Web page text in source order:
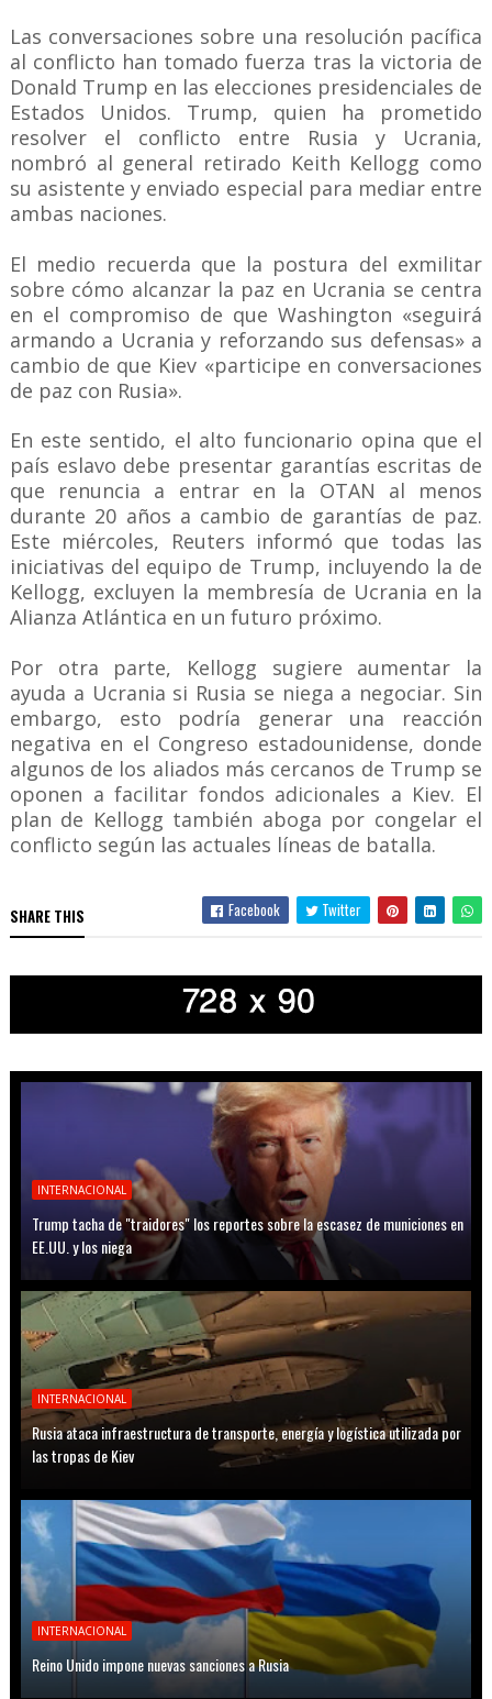
Las conversaciones sobre una resolución pacífica
al conflicto han tomado fuerza tras la victoria de
Donald Trump en las elecciones presidenciales de
Estados Unidos. Trump, quien ha prometido
resolver el conflicto entre Rusia y Ucrania,
nombró al general retirado Keith Kellogg como
su asistente y enviado especial para mediar entre
ambas naciones.
El medio recuerda que la postura del exmilitar
sobre cómo alcanzar la paz en Ucrania se centra
en el compromiso de que Washington «seguirá
armando a Ucrania y reforzando sus defensas» a
cambio de que Kiev «participe en conversaciones
de paz con Rusia».
En este sentido, el alto funcionario opina que el
país eslavo debe presentar garantías escritas de
que renuncia a entrar en la OTAN al menos
durante 20 años a cambio de garantías de paz.
Este miércoles, Reuters informó que todas las
iniciativas del equipo de Trump, incluyendo la de
Kellogg, excluyen la membresía de Ucrania en la
Alianza Atlántica en un futuro próximo.
Por otra parte, Kellogg sugiere aumentar la
ayuda a Ucrania si Rusia se niega a negociar. Sin
embargo, esto podría generar una reacción
negativa en el Congreso estadounidense, donde
algunos de los aliados más cercanos de Trump se
oponen a facilitar fondos adicionales a Kiev. El
plan de Kellogg también aboga por congelar el
conflicto según las actuales líneas de batalla.
SHARE THIS Facebook Twitter
INTERNACIONAL
Trump tacha de "traidores" los reportes sobre la escasez de municiones en
EE.UU. y los niega
INTERNACIONAL
Rusia ataca infraestructura de transporte, energía y logística utilizada por
las tropas de Kiev
INTERNACIONAL
Reino Unido impone nuevas sanciones a Rusia